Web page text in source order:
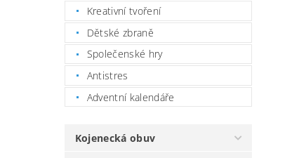
Kreativní tvoření
Dětské zbraně
Společenské hry
Antistres
Adventní kalendáře
Kojenecká obuv